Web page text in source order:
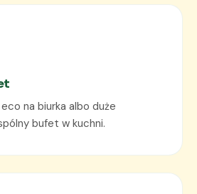
na biurka albo duże
bufet w kuchni.